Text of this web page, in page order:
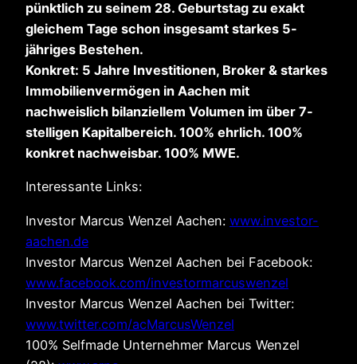
pünktlich zu seinem 28. Geburtstag zu exakt
gleichem Tage schon insgesamt starkes 5-
jähriges Bestehen.
Konkret: 5 Jahre Investitionen, Broker & starkes
Immobilienvermögen in Aachen mit
nachweislich bilanziellem Volumen im über 7-
stelligen Kapitalbereich. 100% ehrlich. 100%
konkret nachweisbar. 100% MWE.
Interessante Links:
Investor Marcus Wenzel Aachen: www.investor-
aachen.de
Investor Marcus Wenzel Aachen bei Facebook:
www.facebook.com/investormarcuswenzel
Investor Marcus Wenzel Aachen bei Twitter:
www.twitter.com/acMarcusWenzel
100% Selfmade Unternehmer Marcus Wenzel